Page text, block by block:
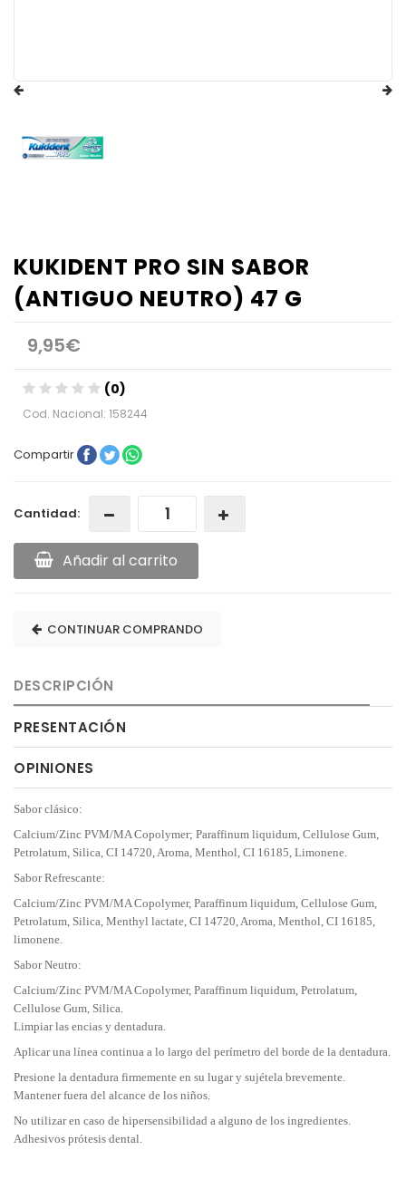
KUKIDENT PRO SIN SABOR
(ANTIGUO NEUTRO) 47 G
9,95€
(0)
Cod. Nacional: 158244
Compartir
Cantidad:
Añadir al carrito
CONTINUAR COMPRANDO
DESCRIPCIÓN
PRESENTACIÓN
OPINIONES
Sabor clásico:
Calcium/Zinc PVM/MA Copolymer; Paraffinum liquidum, Cellulose Gum,
Petrolatum, Silica, CI 14720, Aroma, Menthol, CI 16185, Limonene.
Sabor Refrescante:
Calcium/Zinc PVM/MA Copolymer, Paraffinum liquidum, Cellulose Gum,
Petrolatum, Silica, Menthyl lactate, CI 14720, Aroma, Menthol, CI 16185,
limonene.
Sabor Neutro:
Calcium/Zinc PVM/MA Copolymer, Paraffinum liquidum, Petrolatum,
Cellulose Gum, Silica.
Limpiar las encias y dentadura.
Aplicar una línea continua a lo largo del perímetro del borde de la dentadura.
Presione la dentadura firmemente en su lugar y sujétela brevemente.
Mantener fuera del alcance de los niños.
No utilizar en caso de hipersensibilidad a alguno de los ingredientes.
Adhesivos prótesis dental.